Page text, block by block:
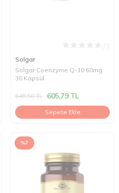
Solgar
Solgar Coenzyme Q-10 60mg
30 Kapsül
648,50TL 605,79TL
Sepete Ekle
%7